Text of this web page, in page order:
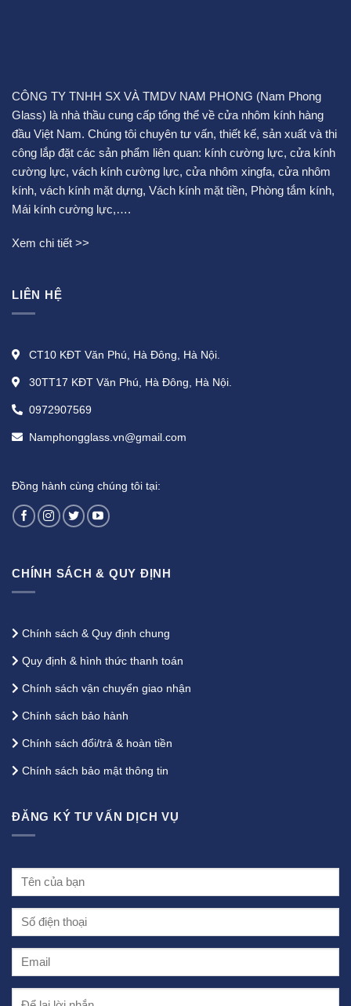
CÔNG TY TNHH SX VÀ TMDV NAM PHONG (Nam Phong
Glass) là nhà thầu cung cấp tổng thể về cửa nhôm kính hàng
đầu Việt Nam. Chúng tôi chuyên tư vấn, thiết kế, sản xuất và thi
công lắp đặt các sản phẩm liên quan: kính cường lực, cửa kính
cường lực, vách kính cường lực, cửa nhôm xingfa, cửa nhôm
kính, vách kính mặt dựng, Vách kính mặt tiền, Phòng tắm kính,
Mái kính cường lực,….
Xem chi tiết >>
LIÊN HỆ
CT10 KĐT Văn Phú, Hà Đông, Hà Nội.
30TT17 KĐT Văn Phú, Hà Đông, Hà Nội.
0972907569
Namphongglass.vn@gmail.com
Đồng hành cùng chúng tôi tại:
CHÍNH SÁCH & QUY ĐỊNH
Chính sách & Quy định chung
Quy định & hình thức thanh toán
Chính sách vận chuyển giao nhận
Chính sách bảo hành
Chính sách đổi/trả & hoàn tiền
Chính sách bảo mật thông tin
ĐĂNG KÝ TƯ VẤN DỊCH VỤ